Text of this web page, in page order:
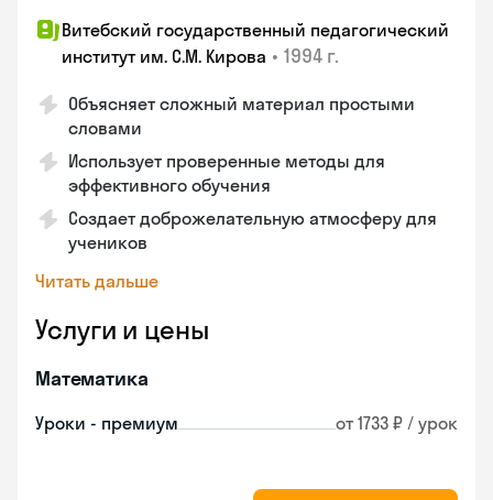
Витебский государственный педагогический
институт им. С.М. Кирова • 1994 г.
Объясняет сложный материал простыми
словами
Использует проверенные методы для
эффективного обучения
Создает доброжелательную атмосферу для
учеников
Читать дальше
Услуги и цены
Математика
Уроки - премиум от 1733 ₽ / урок